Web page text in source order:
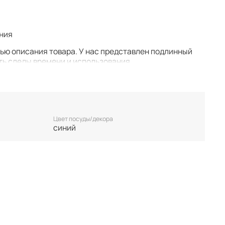
описания товара. У нас представлен подлинный
следы времени и использования.
Все важные для вас нюансы по размеру и
экземпляре. Бронь возможна только
Цвет посуды/декора
синий